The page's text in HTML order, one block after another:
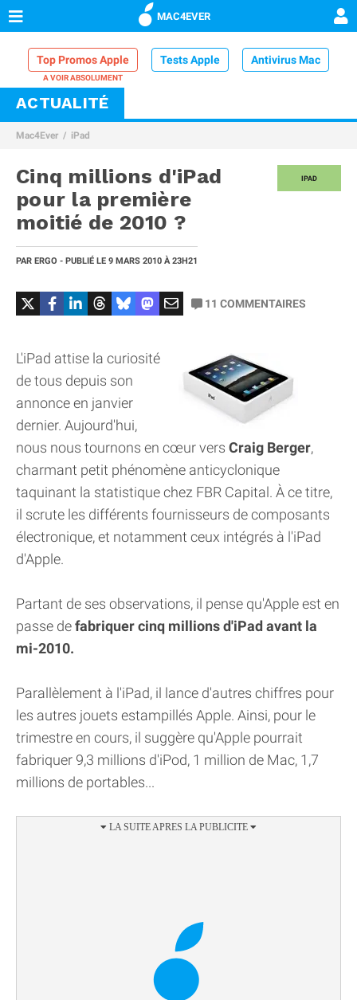
MAC4EVER
Top Promos Apple Tests Apple Antivirus Mac
VPN Mac
Comparatif iPhone
ACTUALITÉ
Mac4Ever iPad
IPAD
Cinq millions d'iPad
pour la première
moitié de 2010 ?
PAR ERGO - PUBLIÉ LE 9 MARS 2010 À 23H21
11 COMMENTAIRES
L'iPad attise la curiosité
de tous depuis son
annonce en janvier
dernier. Aujourd'hui,
nous nous tournons en cœur vers Craig Berger,
charmant petit phénomène anticyclonique
taquinant la statistique chez FBR Capital. À ce titre,
il scrute les différents fournisseurs de composants
électronique, et notamment ceux intégrés à l'iPad
d'Apple.
Partant de ses observations, il pense qu'Apple est en
passe defabriquer cinq millions d'iPad avant la
mi-2010.
Parallèlement à l'iPad, il lance d'autres chiffres pour
les autres jouets estampillés Apple. Ainsi, pour le
trimestre en cours, il suggère qu'Apple pourrait
fabriquer 9,3 millions d'iPod, 1 million de Mac, 1,7
millions de portables...